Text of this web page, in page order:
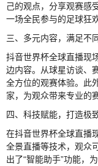
己的观点，分享观赛感
一场全民参与的足球狂欢
三、多元内容，满足不
抖音世界杯全球直播现
边内容。从球星访谈、
全方位的观赛体验。此
家，为观众带来专业的
四、科技赋能，打造极
在抖音世界杯全球直播
全景直播等技术，观众
出了“智能助手”功能，